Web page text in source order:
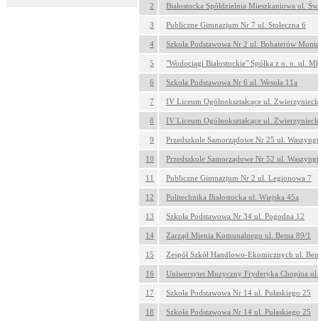
2 Białostocka Spółdzielnia Mieszkaniowa ul.
3 Publiczne Gimnazjum Nr 7 ul. Stołeczna 6
4 Szkoła Podstawowa Nr 2 ul. Bohaterów
5 "Wodociągi Białostockie" Spółka z o. o. ul.
6 Szkoła Podstawowa Nr 6 ul. Wesoła 11a
7 IV Liceum Ogólnokształcące ul.
8 IV Liceum Ogólnokształcące ul.
9 Przedszkole Samorządowe Nr 25 ul.
10 Przedszkole Samorządowe Nr 52 ul.
11 Publiczne Gimnazjum Nr 2 ul. Legionowa 7
12 Politechnika Białostocka ul. Wiejska 45a
13 Szkoła Podstawowa Nr 34 ul. Pogodna 12
14 Zarząd Mienia Komunalnego ul. Bema 89/1
15 Zespół Szkół Handlowo-Ekomicznych ul.
16 Uniwersytet Muzyczny Fryderyka Chopina
17 Szkoła Podstawowa Nr 14 ul. Pułaskiego 25
18 Szkoła Podstawowa Nr 14 ul. Pułaskiego 25